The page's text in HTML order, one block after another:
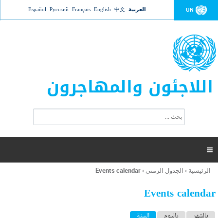
Jump to navigation UN العربية 中文
English
Français
Русский
Español
اللاجئون والمهاجرون
ت
ر
ل
ح
ب

أنت
هنا
الرئيسية › الجدول الزمني ›
Events calendar
Events calendar